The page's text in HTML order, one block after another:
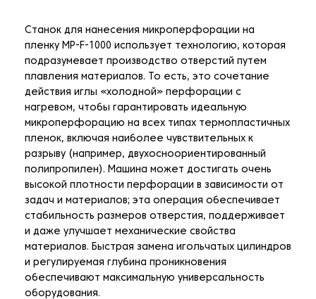
Станок для нанесения микроперфорации на
пленку MP-F-1000 использует технологию, которая
подразумевает производство отверстий путем
плавления материалов. То есть, это сочетание
действия иглы «холодной» перфорации с
нагревом, чтобы гарантировать идеальную
микроперфорацию на всех типах термопластичных
пленок, включая наиболее чувствительных к
разрыву (например, двухосноориентированный
полипропилен). Машина может достигать очень
высокой плотности перфорации в зависимости от
задач и материалов; эта операция обеспечивает
стабильность размеров отверстия, поддерживает
и даже улучшает механические свойства
материалов. Быстрая замена игольчатых цилиндров
и регулируемая глубина проникновения
обеспечивают максимальную универсальность
оборудования.